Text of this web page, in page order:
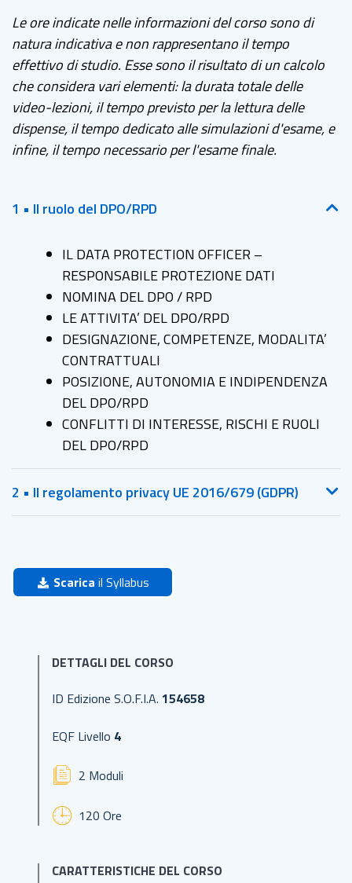
Le ore indicate nelle informazioni del corso sono di
natura indicativa e non rappresentano il tempo
effettivo di studio. Esse sono il risultato di un calcolo
che considera vari elementi: la durata totale delle
video-lezioni, il tempo previsto per la lettura delle
dispense, il tempo dedicato alle simulazioni d'esame, e
infine, il tempo necessario per l'esame finale.
1 • Il ruolo del DPO/RPD
IL DATA PROTECTION OFFICER –
RESPONSABILE PROTEZIONE DATI
NOMINA DEL DPO / RPD
LE ATTIVITA’ DEL DPO/RPD
DESIGNAZIONE, COMPETENZE, MODALITA’
CONTRATTUALI
POSIZIONE, AUTONOMIA E INDIPENDENZA
DEL DPO/RPD
CONFLITTI DI INTERESSE, RISCHI E RUOLI
DEL DPO/RPD
2 • Il regolamento privacy UE 2016/679 (GDPR)
Scarica il Syllabus
DETTAGLI DEL CORSO
ID Edizione S.O.F.I.A. 154658
EQF Livello 4
2 Moduli
120 Ore
CARATTERISTICHE DEL CORSO